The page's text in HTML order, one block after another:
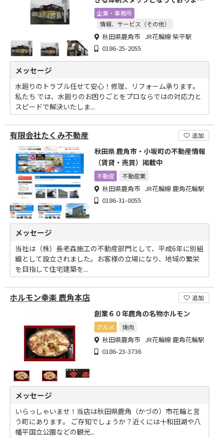
す。
企業・事務所
情報、サービス（その他）
秋田県鹿角市 JR花輪線 柴平駅
0186-25-2055
メッセージ
水廻りのトラブル任せて安心！修理、リフォーム承ります。
私たち では、水廻りのお困りごとをプロならではの対応力と
スピードで解決いたしま...
有限会社たくみ不動産 追加
秋田県 鹿角市・小坂町の不動産情報
（賃貸・売買）掲載中
不動産 不動産業
秋田県鹿角市 JR花輪線 鹿角花輪駅
0186-31-0055
メッセージ
当社は（株）長老森施工の不動産部門として、平成6年に別組
織として設立されました。お客様の立場になり、地域の繁栄
を目指して住宅建築を...
ホルモン幸楽 鹿角本店 追加
創業６０年鹿角の名物ホルモン
グルメ 焼肉
秋田県鹿角市 JR花輪線 鹿角花輪駅
0186-23-3736
メッセージ
いらっしゃいませ！当店は秋田県鹿角（かづの）市花輪と言
う町にあります。 ご存知でしょうか？近くには十和田湖や八
幡平国立公園などの観光...